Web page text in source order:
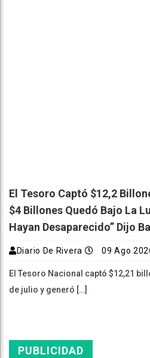
El Tesoro Captó $12,2
$4 Billones Quedó Bajo La
Hayan Desaparecido” Dijo
Diario De Rivera 09 Ago
El Tesoro Nacional captó $12,21
de julio y generó […]
PUBLICIDAD